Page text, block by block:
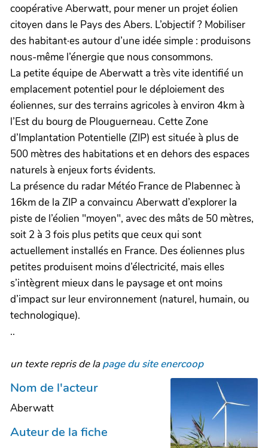
coopérative Aberwatt, pour mener un projet éolien
citoyen dans le Pays des Abers. L’objectif ? Mobiliser
des habitant·es autour d’une idée simple : produisons
nous-même l’énergie que nous consommons.
La petite équipe de Aberwatt a très vite identifié un
emplacement potentiel pour le déploiement des
éoliennes, sur des terrains agricoles à environ 4km à
l’Est du bourg de Plouguerneau. Cette Zone
d’Implantation Potentielle (ZIP) est située à plus de
500 mètres des habitations et en dehors des espaces
naturels à enjeux forts évidents.
La présence du radar Météo France de Plabennec à
16km de la ZIP a convaincu Aberwatt d’explorer la
piste de l’éolien "moyen", avec des mâts de 50 mètres,
soit 2 à 3 fois plus petits que ceux qui sont
actuellement installés en France. Des éoliennes plus
petites produisent moins d’électricité, mais elles
s’intègrent mieux dans le paysage et ont moins
d’impact sur leur environnement (naturel, humain, ou
technologique).
..
un texte repris de lapage du site enercoop
Nom de l'acteur
Aberwatt
Auteur de la fiche